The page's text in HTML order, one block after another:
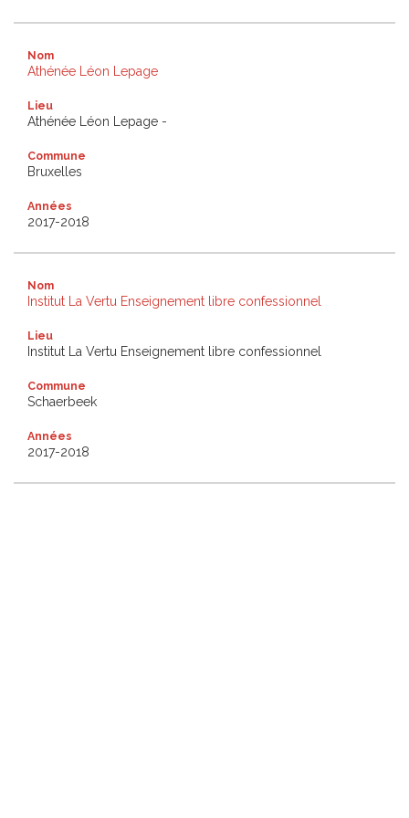
Nom
Athénée Léon Lepage
Lieu
Athénée Léon Lepage -
Commune
Bruxelles
Années
2017-2018
Nom
Institut La Vertu Enseignement libre confessionnel
Lieu
Institut La Vertu Enseignement libre confessionnel
Commune
Schaerbeek
Années
2017-2018